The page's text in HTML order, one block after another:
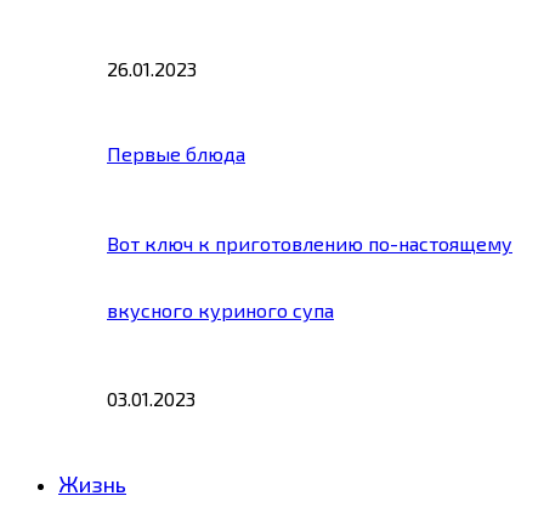
26.01.2023
Первые блюда
Вот ключ к приготовлению по-настоящему
вкусного куриного супа
03.01.2023
Жизнь